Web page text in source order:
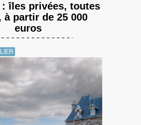
: îles privées, toutes
à partir de 25 000
euros